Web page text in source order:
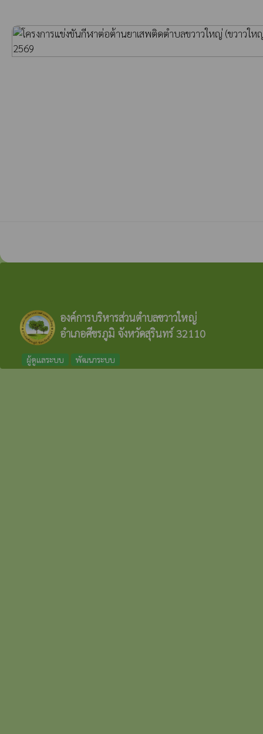
องค์การบริหารส่วนตำบลขวาวใหญ่
อำเภอศีขรภูมิ จังหวัดสุรินทร์ 32110
ผู้ดูแลระบบ พัฒนาระบบ